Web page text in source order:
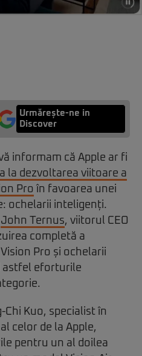
Urmărește-ne in
Discover
informam că Apple ar fi
la dezvoltarea viitoare a
Pro în favoarea unei
ochelarii inteligenți.
John Ternus, viitorul CEO
completă a
Pro și ochelarii
astfel eforturile
Kuo, specialist în
celor de la Apple,
pentru un al doilea